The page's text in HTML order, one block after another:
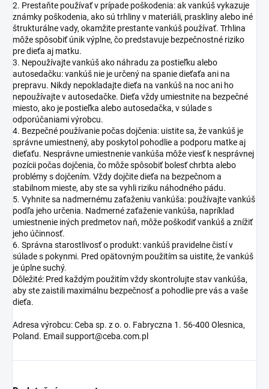
2. Prestaňte používať v prípade poškodenia: ak vankúš vykazuje
známky poškodenia, ako sú trhliny v materiáli, praskliny alebo iné
štrukturálne vady, okamžite prestante vankúš používať. Trhlina
môže spôsobiť únik výplne, čo predstavuje bezpečnostné riziko
pre dieťa aj matku.
3. Nepoužívajte vankúš ako náhradu za postieľku alebo
autosedačku: vankúš nie je určený na spanie dieťaťa ani na
prepravu. Nikdy nepokladajte dieťa na vankúš na noc ani ho
nepoužívajte v autosedačke. Dieťa vždy umiestnite na bezpečné
miesto, ako je postieľka alebo autosedačka, v súlade s
odporúčaniami výrobcu.
4. Bezpečné používanie počas dojčenia: uistite sa, že vankúš je
správne umiestnený, aby poskytol pohodlie a podporu matke aj
dieťaťu. Nesprávne umiestnenie vankúša môže viesť k nesprávnej
pozícii počas dojčenia, čo môže spôsobiť bolesť chrbta alebo
problémy s dojčením. Vždy dojčite dieťa na bezpečnom a
stabilnom mieste, aby ste sa vyhli riziku náhodného pádu.
5. Vyhnite sa nadmernému zaťaženiu vankúša: používajte vankúš
podľa jeho určenia. Nadmerné zaťaženie vankúša, napríklad
umiestnenie iných predmetov naň, môže poškodiť vankúš a znížiť
jeho účinnosť.
6. Správna starostlivosť o produkt: vankúš pravidelne čistí v
súlade s pokynmi. Pred opätovným použitím sa uistite, že vankúš
je úplne suchý.
Dôležité: Pred každým použitím vždy skontrolujte stav vankúša,
aby ste zaistili maximálnu bezpečnosť a pohodlie pre vás a vaše
dieťa.
Adresa výrobcu: Ceba sp. z o. o. Fabryczna 1. 56-400 Olesnica,
Poland. Email support@ceba.com.pl